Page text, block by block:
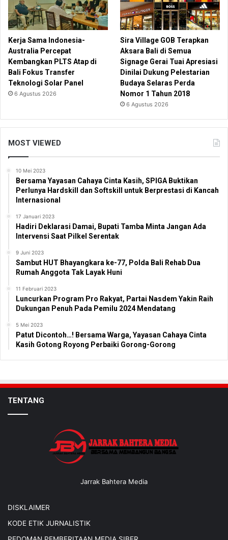
Kerja Sama Indonesia-
Australia Percepat
Kembangkan PLTS Atap di
Bali Fokus Transfer
Teknologi Solar Panel
6 Agustus 2026
Sira Village GOB Terapkan
Aksara Bali di Semua
Signage Gerai Tuai Apresiasi
Dinilai Dukung Pelestarian
Budaya Selaras Perda
Nomor 1 Tahun 2018
6 Agustus 2026
MOST VIEWED
10 Mei 2023
Bersama Yayasan Cahaya Cinta Kasih, SPIGA Buktikan
Perlunya Hardskill dan Softskill untuk Berprestasi di Kancah
Internasional
17 Januari 2023
Hadiri Deklarasi Damai, Bupati Tamba Minta Jangan Ada
Intervensi Saat Pilkel Serentak
9 Juni 2023
Sambut HUT Bhayangkara ke-77, Polda Bali Rehab Dua
Rumah Anggota Tak Layak Huni
11 Februari 2023
Luncurkan Program Pro Rakyat, Partai Nasdem Yakin Raih
Dukungan Penuh Pada Pemilu 2024 Mendatang
5 Mei 2023
Patut Dicontoh…! Bersama Warga, Yayasan Cahaya Cinta
Kasih Gotong Royong Perbaiki Gorong-Gorong
TENTANG
Jarrak Bahtera Media
DISKLAIMER
KODE ETIK JURNALISTIK